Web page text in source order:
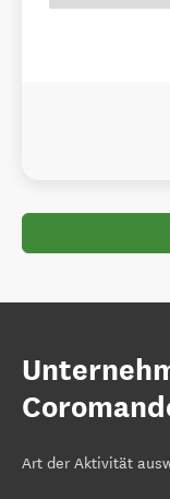
Art der Aktivität